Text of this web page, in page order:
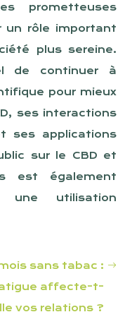
prometteuses
un rôle important
plus sereine.
de continuer à
pour mieux
ses interactions
ses applications
sur le CBD et
est également
une utilisation
sans tabac :
affecte-t-
vos relations ?